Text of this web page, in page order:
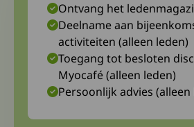
Ontvang het
Deelname aan
activiteiten (alleen leden)
Toegang tot besloten
Myocafé (alleen leden)
Persoonlijk advies (alleen